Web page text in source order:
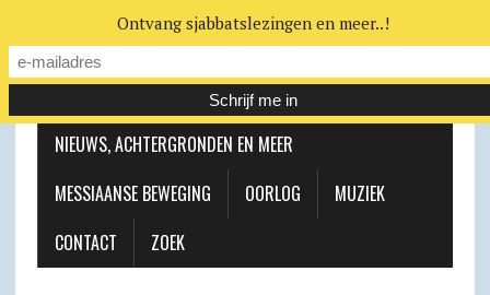
MESSIAANSE GEMEENTE
NIEUWS, ACHTERGRONDEN EN MEER
MESSIAANSE BEWEGING
OORLOG
MUZIEK
CONTACT
ZOEK
Ontvang sjabbatslezingen en meer..!